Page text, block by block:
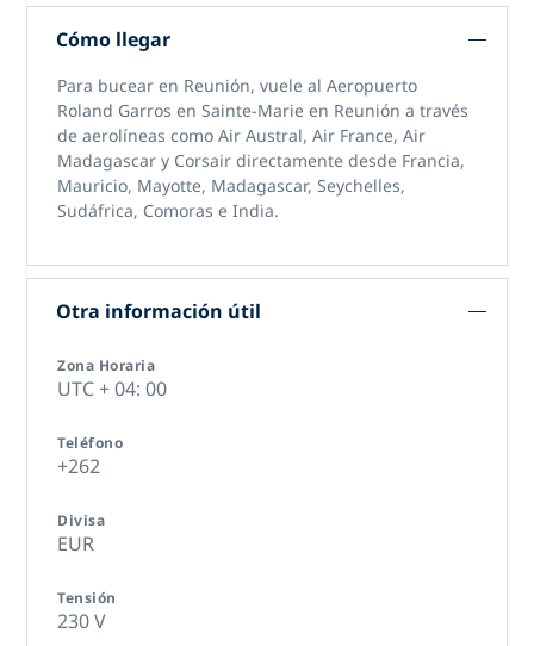
Cómo llegar
Para bucear en Reunión, vuele al Aeropuerto
Roland Garros en Sainte-Marie en Reunión a través
de aerolíneas como Air Austral, Air France, Air
Madagascar y Corsair directamente desde Francia,
Mauricio, Mayotte, Madagascar, Seychelles,
Sudáfrica, Comoras e India.
Otra información útil
Zona Horaria
UTC + 04: 00
Teléfono
+262
Divisa
EUR
Tensión
230 V